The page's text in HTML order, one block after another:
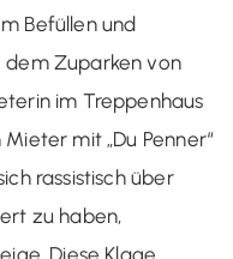
Befüllen und
Zuparken von
im Treppenhaus
mit „Du Penner“
rassistisch über
zu haben,